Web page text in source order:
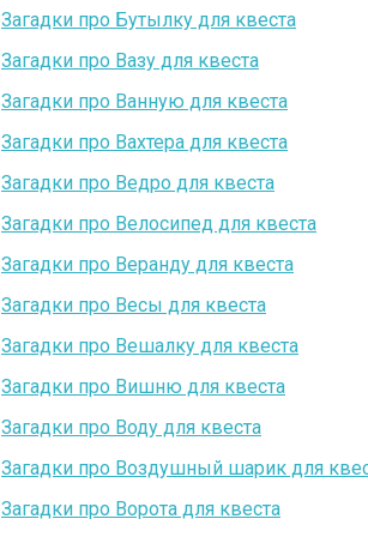
Загадки про Бутылку для квеста
Загадки про Вазу для квеста
Загадки про Ванную для квеста
Загадки про Вахтера для квеста
Загадки про Ведро для квеста
Загадки про Велосипед для квеста
Загадки про Веранду для квеста
Загадки про Весы для квеста
Загадки про Вешалку для квеста
Загадки про Вишню для квеста
Загадки про Воду для квеста
Загадки про Воздушный шарик для
Загадки про Ворота для квеста